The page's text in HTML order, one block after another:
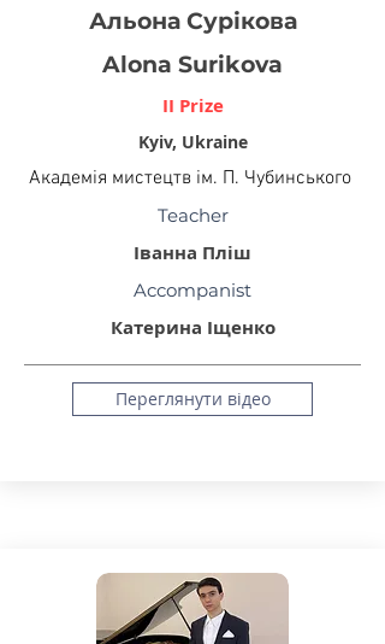
Альона Сурікова
Alona Surikova
II Prize
Kyiv, Ukraine
Академія мистецтв ім. П. Чубинського
Teacher
Іванна Пліш
Accompanist
Катерина Іщенко
Переглянути відео